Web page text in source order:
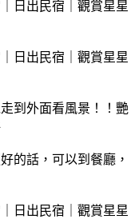
到外面看風景！！艷
的話，可以到餐廳，